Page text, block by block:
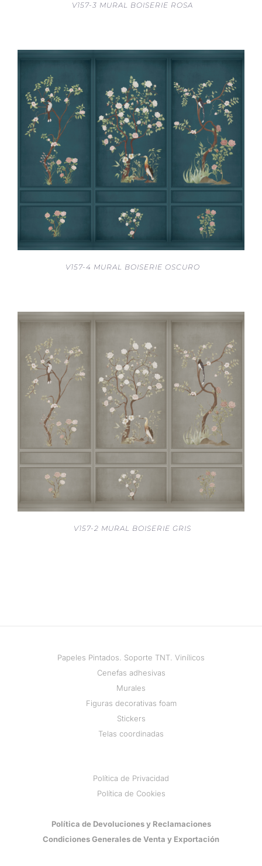
V157-3 MURAL BOISERIE ROSA
V157-4 MURAL BOISERIE OSCURO
V157-2 MURAL BOISERIE GRIS
Papeles Pintados. Soporte TNT. Vinílicos
Cenefas adhesivas
Murales
Figuras decorativas foam
Stickers
Telas coordinadas
Política de Privacidad
Política de Cookies
Política de Devoluciones y Reclamaciones
Condiciones Generales de Venta y Exportación